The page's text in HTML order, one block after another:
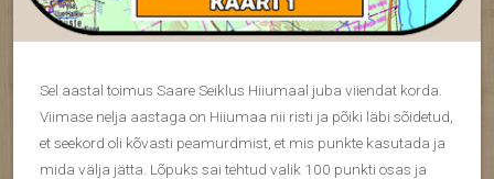
Sel aastal toimus Saare Seiklus Hiiumaal juba viiendat korda.
Viimase nelja aastaga on Hiiumaa nii risti ja põiki läbi sõidetud,
et seekord oli kõvasti peamurdmist, et mis punkte kasutada ja
mida välja jätta. Lõpuks sai tehtud valik 100 punkti osas ja